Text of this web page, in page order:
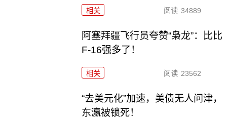
相关 阅读 34889
阿塞拜疆飞行员夸赞“枭龙”：比比
F-16强多了！
相关 阅读 23562
“去美元化”加速，美债无人问津，
东瀛被锁死！